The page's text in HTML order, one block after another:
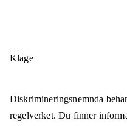
Klage
Diskrimineringsnemnda
regelverket. Du finner